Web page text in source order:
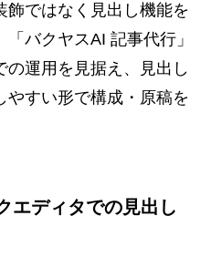
飾ではなく見出し機能を
バクヤスAI 記事代行」
の運用を見据え、見出し
やすい形で構成・原稿を
エディタでの見出し